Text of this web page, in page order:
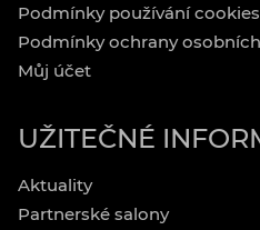
Podmínky používání cookies
Podmínky ochrany
Můj účet
UŽITEČNÉ
Aktuality
Partnerské salony